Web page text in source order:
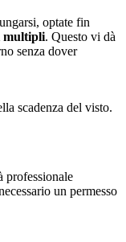
optate fin
multipli. Questo vi dà
senza dover
scadenza del visto.
professionale
un permesso